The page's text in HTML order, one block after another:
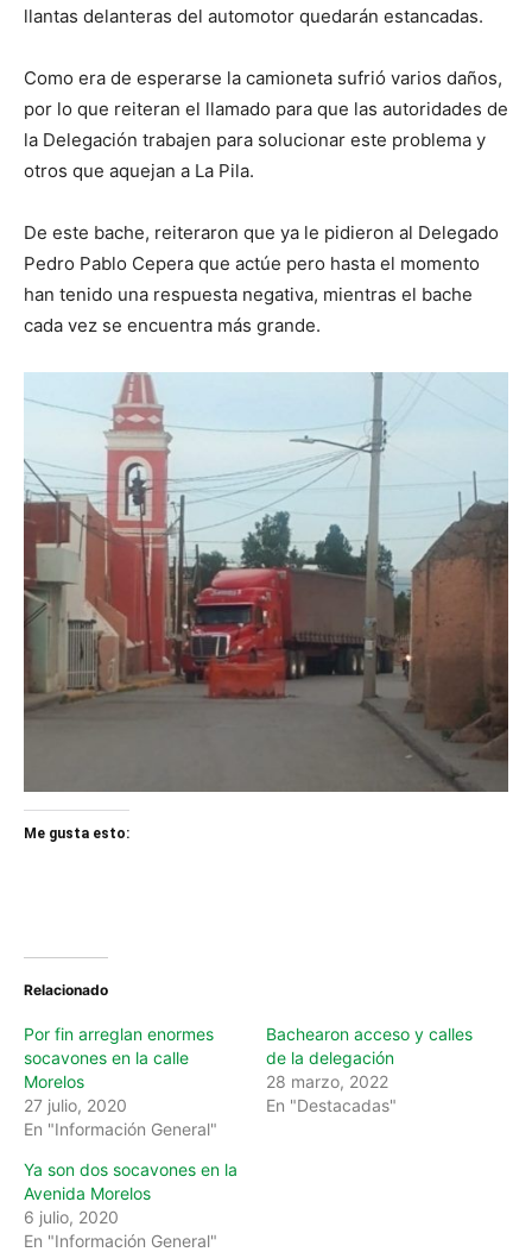
llantas delanteras del automotor quedarán estancadas.
Como era de esperarse la camioneta sufrió varios daños,
por lo que reiteran el llamado para que las autoridades de
la Delegación trabajen para solucionar este problema y
otros que aquejan a La Pila.
De este bache, reiteraron que ya le pidieron al Delegado
Pedro Pablo Cepera que actúe pero hasta el momento
han tenido una respuesta negativa, mientras el bache
cada vez se encuentra más grande.
Me gusta esto:
Relacionado
Por fin arreglan enormes
socavones en la calle
Morelos
27 julio, 2020
En "Información General"
Bachearon acceso y calles
de la delegación
28 marzo, 2022
En "Destacadas"
Ya son dos socavones en la
Avenida Morelos
6 julio, 2020
En "Información General"